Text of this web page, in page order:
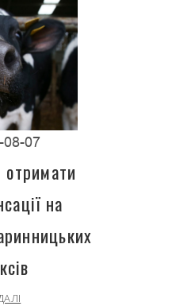
08-07
отримати
на